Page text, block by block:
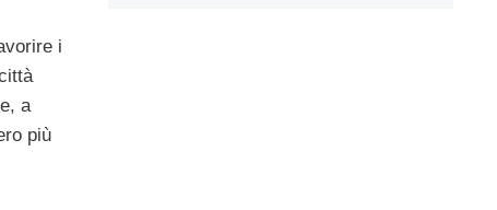
i
a
più